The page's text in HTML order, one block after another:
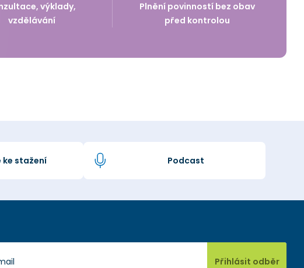
výklady,
vzdělávání
Plnění povinností bez obav
před kontrolou
stažení Podcast
Přihlásit odběr